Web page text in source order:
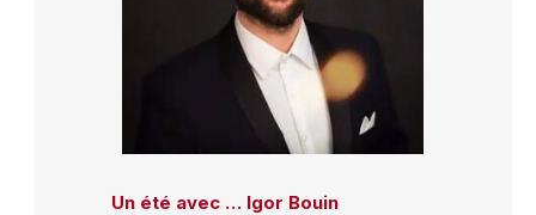
Un été avec … Igor Bouin